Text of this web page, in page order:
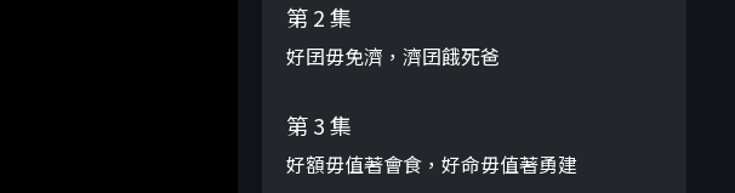
第 2 集
好囝毋免濟，濟囝餓死爸
第 3 集
好額毋值著會食，好命毋值著勇建